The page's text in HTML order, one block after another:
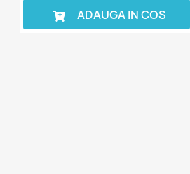
ADAUGA IN COS